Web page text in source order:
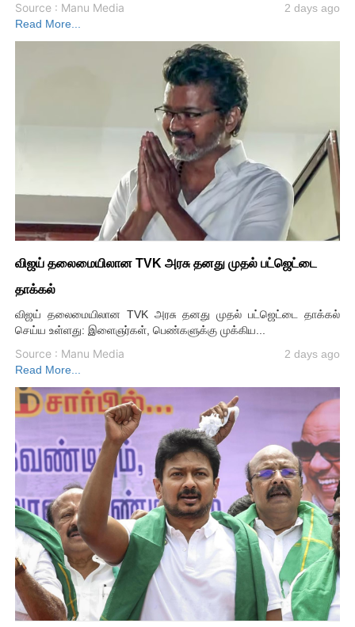
Source : Manu Media
2 days ago
Read More...
விஜய் தலைமையிலான TVK அரசு தனது முதல் பட்ஜெட்டை
தாக்கல்
விஜய் தலைமையிலான TVK அரசு தனது முதல் பட்ஜெட்டை தாக்கல்
செய்ய உள்ளது: இளைஞர்கள், பெண்களுக்கு முக்கிய...
Source : Manu Media
2 days ago
Read More...